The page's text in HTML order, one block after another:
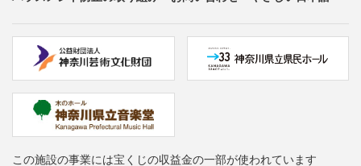
この施設の事業には宝くじの収益金の一部が使われています